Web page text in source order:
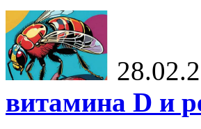
витамина D и